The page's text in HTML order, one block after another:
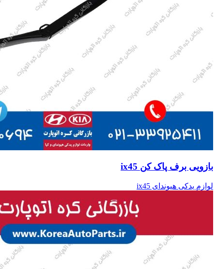
بازویی برف پاک کن ix45
لوازم یدکی هیوندای ix45